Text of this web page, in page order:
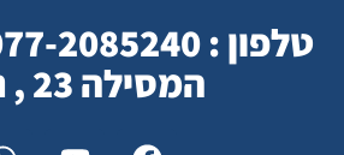
המסילה 23 , נשר